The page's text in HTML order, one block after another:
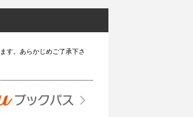
す。あらかじめご了承下さ